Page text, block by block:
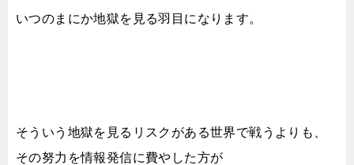
いつのまにか地獄を見る羽目になります。
そういう地獄を見るリスクがある世界で戦うよりも、
その努力を情報発信に費やした方が